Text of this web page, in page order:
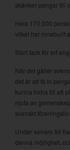
skänker pengar till
Hela 170,000
vilket har inneburit
Stort tack för ert
När det gäller
det är att få in
kunna bidra till att
njuta av
svenskt föreningsliv
Under senare tid
denna möjlighet,